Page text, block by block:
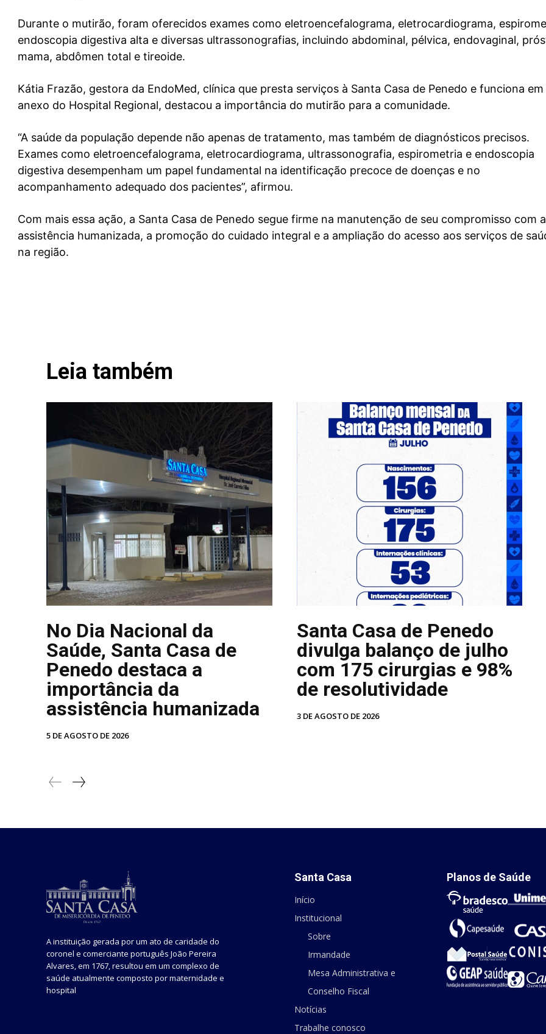
Durante o mutirão, foram oferecidos exames como eletroencefalograma, eletrocardiograma,
endoscopia digestiva alta e diversas ultrassonografias, incluindo abdominal, pélvica, endovaginal,
mama, abdômen total e tireoide.
Kátia Frazão, gestora da EndoMed, clínica que presta serviços à Santa Casa de Penedo e funciona em
anexo do Hospital Regional, destacou a importância do mutirão para a comunidade.
“A saúde da população depende não apenas de tratamento, mas também de diagnósticos precisos.
Exames como eletroencefalograma, eletrocardiograma, ultrassonografia, espirometria e endoscopia
digestiva desempenham um papel fundamental na identificação precoce de doenças e no
acompanhamento adequado dos pacientes”, afirmou.
Com mais essa ação, a Santa Casa de Penedo segue firme na manutenção de seu compromisso com a
assistência humanizada, a promoção do cuidado integral e a ampliação do acesso aos serviços de
na região.
Leia também
No Dia Nacional da
Saúde, Santa Casa de
Penedo destaca a
importância da
assistência humanizada
5 DE AGOSTO DE 2026
Santa Casa de Penedo
divulga balanço de julho
com 175 cirurgias e 98%
de resolutividade
3 DE AGOSTO DE 2026
A instituição gerada por um ato de caridade do
coronel e comerciante português João Pereira
Alvares, em 1767, resultou em um complexo de
saúde atualmente composto por maternidade e
hospital
Santa Casa
Início
Institucional
Sobre
Irmandade
Mesa Administrativa e
Conselho Fiscal
Notícias
Trabalhe conosco
Planos de Saúde